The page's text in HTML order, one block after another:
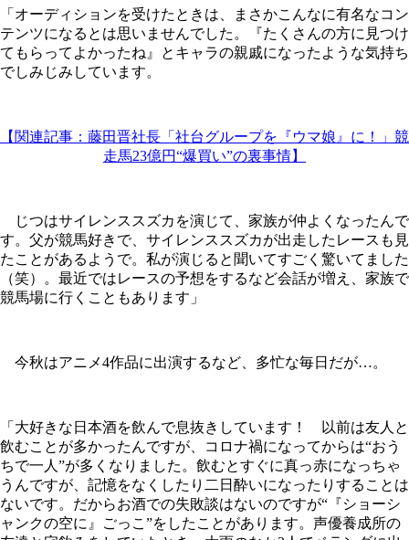
「オーディションを受けたときは、まさかこんなに有名なコン
テンツになるとは思いませんでした。『たくさんの方に見つけ
てもらってよかったね』とキャラの親戚になったような気持ち
でしみじみしています。
【関連記事：藤田晋社長「社台グループを『ウマ娘』に！」競
走馬23億円“爆買い”の裏事情】
じつはサイレンススズカを演じて、家族が仲よくなったんで
す。父が競馬好きで、サイレンススズカが出走したレースも見
たことがあるようで。私が演じると聞いてすごく驚いてました
（笑）。最近ではレースの予想をするなど会話が増え、家族で
競馬場に行くこともあります」
今秋はアニメ4作品に出演するなど、多忙な毎日だが…。
「大好きな日本酒を飲んで息抜きしています！ 以前は友人と
飲むことが多かったんですが、コロナ禍になってからは“おう
ちで一人”が多くなりました。飲むとすぐに真っ赤になっちゃ
うんですが、記憶をなくしたり二日酔いになったりすることは
ないです。だからお酒での失敗談はないのですが“『ショーシ
ャンクの空に』ごっこ”をしたことがあります。声優養成所の